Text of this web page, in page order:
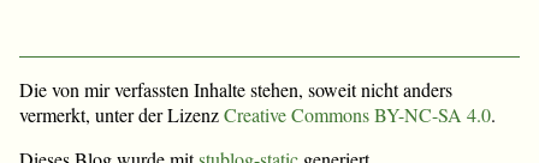
Die von mir verfassten Inhalte stehen, soweit nicht anders
vermerkt, unter der LizenzCreative Commons BY-NC-SA 4.0.